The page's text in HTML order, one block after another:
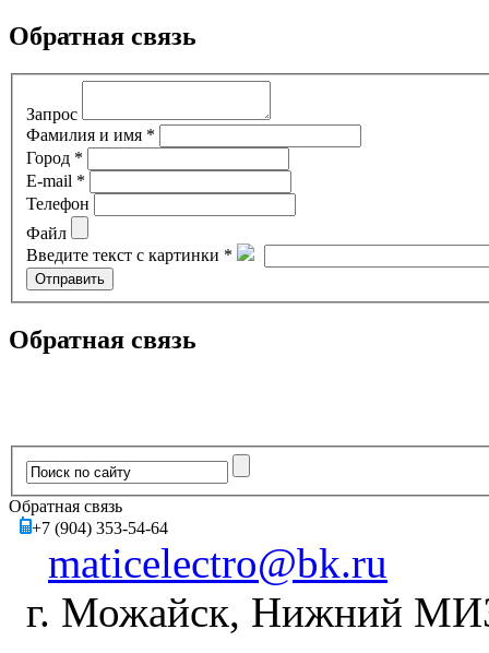
Обратная связь
Запрос
Фамилия и имя *
Город *
E-mail *
Телефон
Файл
Введите текст с картинки *
Обратная связь
Обратная связь
+7 (904) 353-54-64
maticelectro@bk.ru
г. Можайск, Нижний